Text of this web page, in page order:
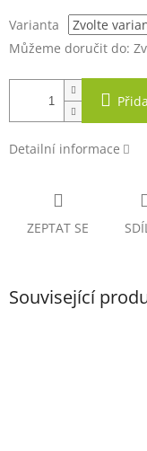
Varianta
Můžeme doručit do:
Detailní informace
ZEPTAT SE
Související